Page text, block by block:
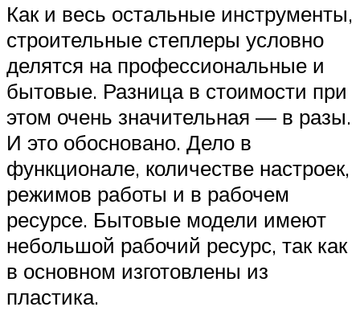
Как и весь остальные инструменты,
строительные степлеры условно
делятся на профессиональные и
бытовые. Разница в стоимости при
этом очень значительная — в разы.
И это обосновано. Дело в
функционале, количестве настроек,
режимов работы и в рабочем
ресурсе. Бытовые модели имеют
небольшой рабочий ресурс, так как
в основном изготовлены из
пластика.